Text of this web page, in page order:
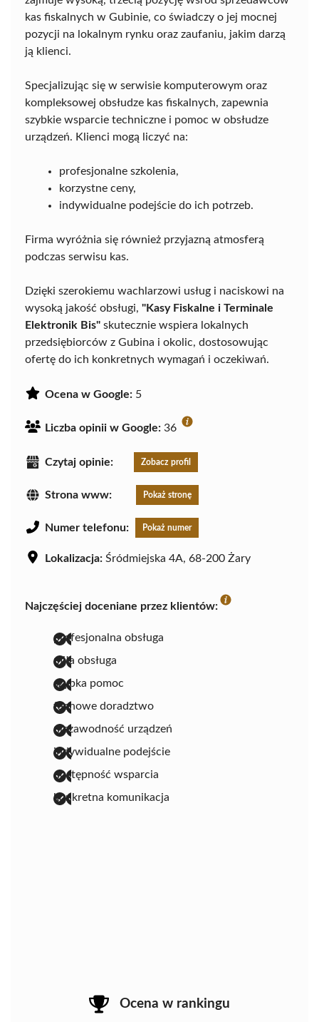
kas fiskalnych w Gubinie, co świadczy o jej mocnej
pozycji na lokalnym rynku oraz zaufaniu, jakim darzą
ją klienci.
Specjalizując się w serwisie komputerowym oraz
kompleksowej obsłudze kas fiskalnych, zapewnia
szybkie wsparcie techniczne i pomoc w obsłudze
urządzeń. Klienci mogą liczyć na:
profesjonalne szkolenia,
korzystne ceny,
indywidualne podejście do ich potrzeb.
Firma wyróżnia się również przyjazną atmosferą
podczas serwisu kas.
Dzięki szerokiemu wachlarzowi usług i naciskowi na
wysoką jakość obsługi, "Kasy Fiskalne i Terminale
Elektronik Bis" skutecznie wspiera lokalnych
przedsiębiorców z Gubina i okolic, dostosowując
ofertę do ich konkretnych wymagań i oczekiwań.
Ocena w Google: 5
Liczba opinii w Google: 36
Czytaj opinie: Zobacz profil
Strona www: Pokaż stronę
Numer telefonu: Pokaż numer
Lokalizacja: Śródmiejska 4A, 68-200 Żary
Najczęściej doceniane przez klientów:
profesjonalna obsługa
miła obsługa
szybka pomoc
fachowe doradztwo
niezawodność urządzeń
indywidualne podejście
dostępność wsparcia
konkretna komunikacja
Ocena w rankingu